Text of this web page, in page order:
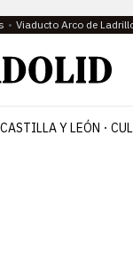
Viaducto Arco de
CASTILLA Y LEÓN